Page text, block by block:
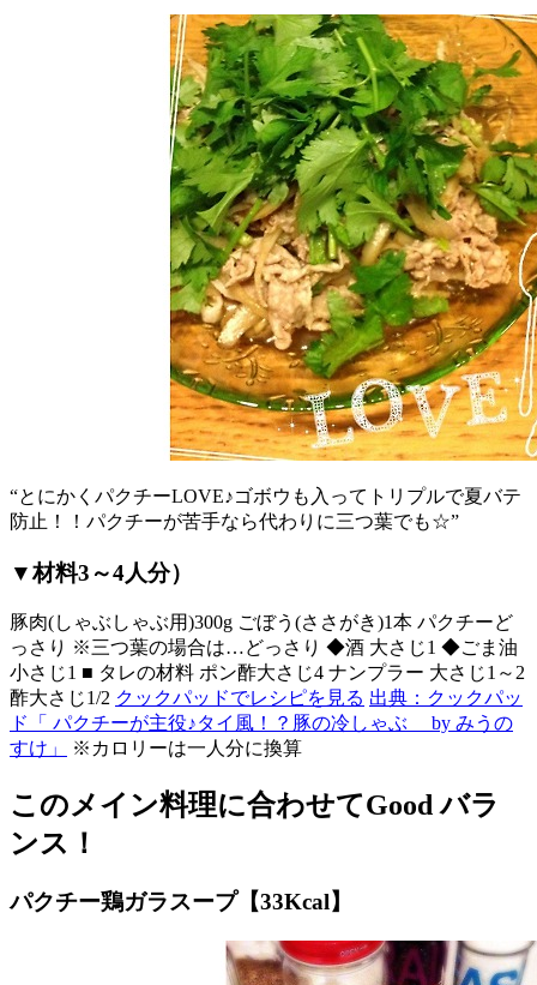
“とにかくパクチーLOVE♪ゴボウも入ってトリプルで夏バテ
防止！！パクチーが苦手なら代わりに三つ葉でも☆”
▼材料3～4人分）
豚肉(しゃぶしゃぶ用)300g ごぼう(ささがき)1本 パクチーど
っさり ※三つ葉の場合は…どっさり ◆酒 大さじ1 ◆ごま油
小さじ1 ■ タレの材料 ポン酢大さじ4 ナンプラー 大さじ1～2
酢大さじ1/2 クックパッドでレシピを見る 出典：クックパッ
ド「 パクチーが主役♪タイ風！？豚の冷しゃぶ by みうの
すけ」
※カロリーは一人分に換算
このメイン料理に合わせてGood バラ
ンス！
パクチー鶏ガラスープ【33Kcal】